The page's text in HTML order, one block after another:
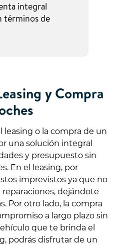
integral
términos de
y Compra
leasing o la compra de un
una solución integral
y presupuesto sin
En el leasing, por
imprevistos ya que no
dejándote
Por otro lado, la compra
a largo plazo sin
que te brinda el
podrás disfrutar de un